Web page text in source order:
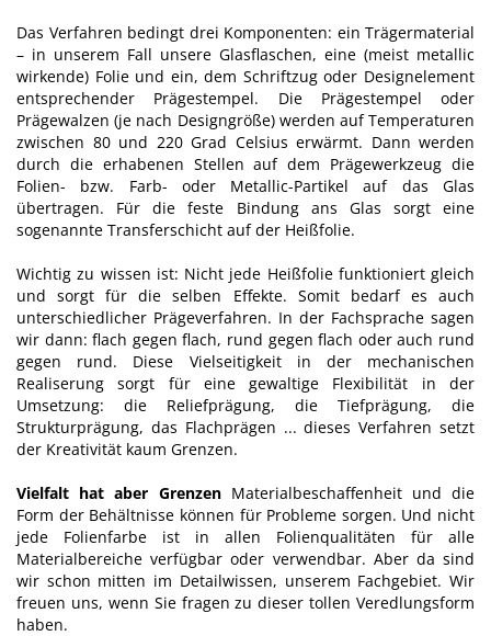
Das Verfahren bedingt drei Komponenten: ein Trägermaterial
– in unserem Fall unsere Glasflaschen, eine (meist metallic
wirkende) Folie und ein, dem Schriftzug oder Designelement
entsprechender Prägestempel. Die Prägestempel oder
Prägewalzen (je nach Designgröße) werden auf Temperaturen
zwischen 80 und 220 Grad Celsius erwärmt. Dann werden
durch die erhabenen Stellen auf dem Prägewerkzeug die
Folien- bzw. Farb- oder Metallic-Partikel auf das Glas
übertragen. Für die feste Bindung ans Glas sorgt eine
sogenannte Transferschicht auf der Heißfolie.
Wichtig zu wissen ist: Nicht jede Heißfolie funktioniert gleich
und sorgt für die selben Effekte. Somit bedarf es auch
unterschiedlicher Prägeverfahren. In der Fachsprache sagen
wir dann: flach gegen flach, rund gegen flach oder auch rund
gegen rund. Diese Vielseitigkeit in der mechanischen
Realiserung sorgt für eine gewaltige Flexibilität in der
Umsetzung: die Reliefprägung, die Tiefprägung, die
Strukturprägung, das Flachprägen ... dieses Verfahren setzt
der Kreativität kaum Grenzen.
Vielfalt hat aber GrenzenMaterialbeschaffenheit und die
Form der Behältnisse können für Probleme sorgen. Und nicht
jede Folienfarbe ist in allen Folienqualitäten für alle
Materialbereiche verfügbar oder verwendbar. Aber da sind
wir schon mitten im Detailwissen, unserem Fachgebiet. Wir
freuen uns, wenn Sie fragen zu dieser tollen Veredlungsform
haben.